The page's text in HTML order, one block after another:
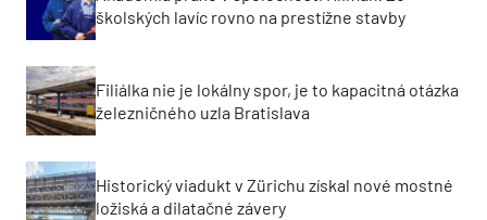
školských lavíc rovno na prestížne stavby
Filiálka nie je lokálny spor, je to kapacitná otázka
železničného uzla Bratislava
Historický viadukt v Zürichu získal nové mostné
ložiská a dilatačné závery